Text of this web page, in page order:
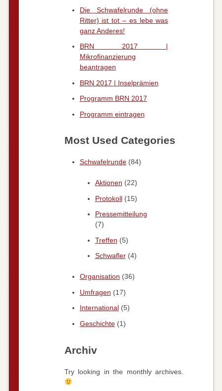
Die Schwafelrunde (ohne
Ritter) ist tot – es lebe was
ganz Anderes!
BRN 2017 |
Mikrofinanzierung
beantragen
BRN 2017 | Inselprämien
Programm BRN 2017
Programm eintragen
Most Used Categories
Schwafelrunde(84)
Aktionen (22)
Protokoll(15)
Pressemitteilung
(7)
Treffen (5)
Schwafler(4)
Organisation (36)
Umfragen (17)
International(5)
Geschichte(1)
Archiv
Try looking in the monthly archives.